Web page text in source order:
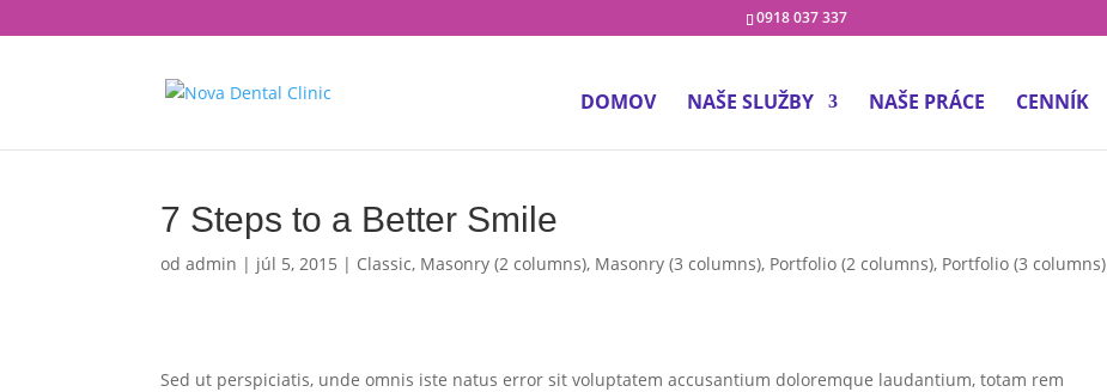
0918 037 337
DOMOV NAŠE SLUŽBY NAŠE PRÁCE CENNÍK
7 Steps to a Better Smile
odadmin | júl 5, 2015 | Classic, Masonry (2 columns), Masonry (3 columns), Portfolio (2 columns), Portfolio (3 columns)
Sed ut perspiciatis, unde omnis iste natus error sit voluptatem accusantium doloremque laudantium, totam rem